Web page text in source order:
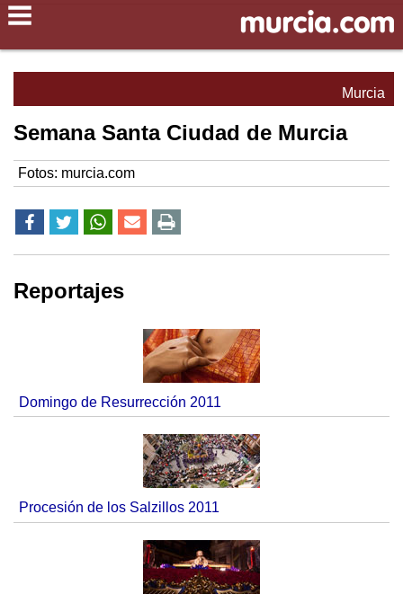
Murcia
Semana Santa Ciudad de Murcia
Fotos: murcia.com
Reportajes
Domingo de Resurrección 2011
Procesión de los Salzillos 2011